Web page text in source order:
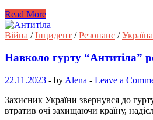
Read More
Війна /Інцидент /Резонанс /Україна
Навколо гурту “Антитіла”
22.11.2023 - by Alena - Leave a
Захисник України звернувся до
втратив очі захищаючи країну,